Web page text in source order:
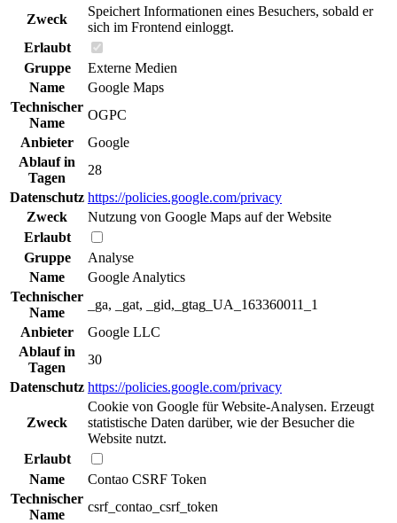
Zweck
Speichert Informationen eines Besuchers, sobald er
sich im Frontend einloggt.
Erlaubt
Gruppe
Externe Medien
Name
Google Maps
Technischer
Name
OGPC
Anbieter
Google
Ablauf in
Tagen
28
Datenschutz https://policies.google.com/privacy
Zweck
Nutzung von Google Maps auf der Website
Erlaubt
Gruppe
Analyse
Name
Google Analytics
Technischer
Name
_ga, _gat, _gid,_gtag_UA_163360011_1
Anbieter
Google LLC
Ablauf in
Tagen
30
Datenschutz https://policies.google.com/privacy
Zweck
Cookie von Google für Website-Analysen. Erzeugt
statistische Daten darüber, wie der Besucher die
Website nutzt.
Erlaubt
Name
Contao CSRF Token
Technischer
Name
csrf_contao_csrf_token